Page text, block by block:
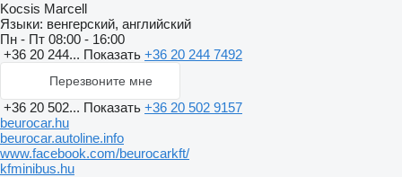
Kocsis Marcell
Языки: венгерский, английский
Пн - Пт 08:00 - 16:00
+36 20 244... Показать +36 20 244 7492
Перезвоните мне
+36 20 502... Показать +36 20 502 9157
beurocar.hu
beurocar.autoline.info
www.facebook.com/beurocarkft/
kfminibus.hu